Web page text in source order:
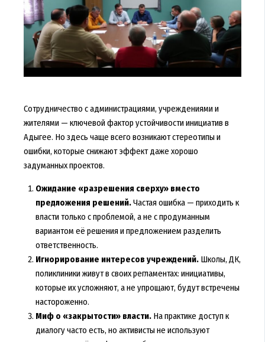
Сотрудничество с администрациями, учреждениями и
жителями — ключевой фактор устойчивости инициатив в
Адыгее. Но здесь чаще всего возникают стереотипы и
ошибки, которые снижают эффект даже хорошо
задуманных проектов.
Ожидание «разрешения сверху» вместо
предложения решений.Частая ошибка — приходить к
власти только с проблемой, а не с продуманным
вариантом её решения и предложением разделить
ответственность.
Игнорирование интересов учреждений.Школы, ДК,
поликлиники живут в своих регламентах: инициативы,
которые их усложняют, а не упрощают, будут встречены
настороженно.
Миф о «закрытости» власти.На практике доступ к
диалогу часто есть, но активисты не используют